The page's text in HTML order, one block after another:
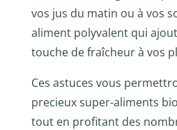
vos jus du matin ou à vos
aliment polyvalent qui
touche de fraîcheur à vos
Ces astuces vous
precieux super-aliments
tout en profitant des